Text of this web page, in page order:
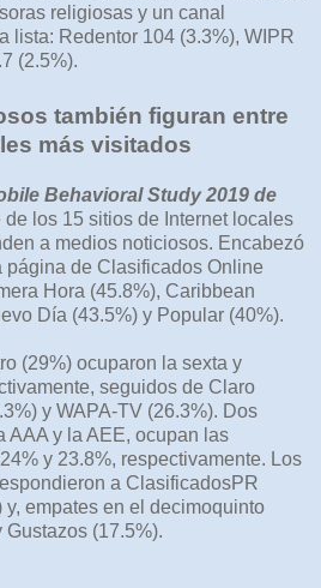
religiosas y un canal
lista: Redentor 104 (3.3%), WIPR
(2.5%).
también figuran entre
más visitados
Behavioral Study 2019 de
de los 15 sitios de Internet locales
a medios noticiosos. Encabezó
página de Clasificados Online
Hora (45.8%), Caribbean
Día (43.5%) y Popular (40%).
(29%) ocuparon la sexta y
seguidos de Claro
y WAPA-TV (26.3%). Dos
AAA y la AEE, ocupan las
y 23.8%, respectivamente. Los
a ClasificadosPR
y, empates en el decimoquinto
(17.5%).